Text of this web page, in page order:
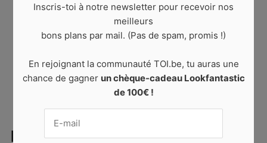
Published 17 décembre 2021 at 640 × 426 in
questions à se poser pour bien commencer 2022
Trackbacks are closed, but you can
post a comment
← PREVIOUS NEXT →
LAISSER UN COMMENTAIRE
Inscris-toi à notre newsletter pour recevoir nos
meilleurs
bons plans par mail. (Pas de spam, promis !)
En rejoignant la communauté TOI.be, tu auras une
chance de gagner un chèque-cadeau Lookfantastic
de 100€ !